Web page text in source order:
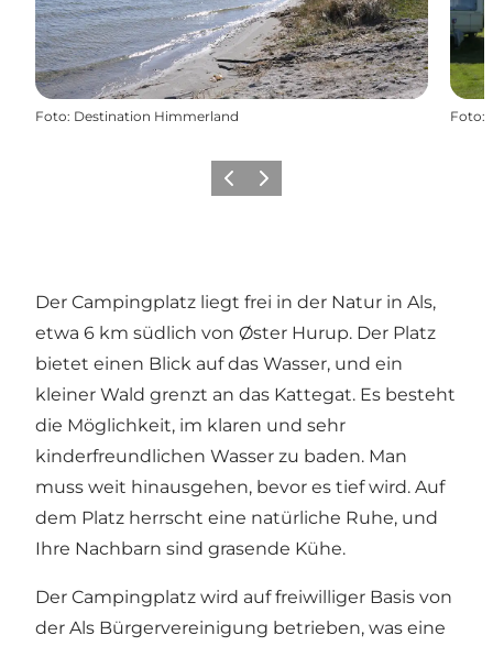
Foto: Destination Himmerland Foto:
Vorherige Folie
Nächste Folie
Der Campingplatz liegt frei in der Natur in Als,
etwa 6 km südlich von Øster Hurup. Der Platz
bietet einen Blick auf das Wasser, und ein
kleiner Wald grenzt an das Kattegat. Es besteht
die Möglichkeit, im klaren und sehr
kinderfreundlichen Wasser zu baden. Man
muss weit hinausgehen, bevor es tief wird. Auf
dem Platz herrscht eine natürliche Ruhe, und
Ihre Nachbarn sind grasende Kühe.
Der Campingplatz wird auf freiwilliger Basis von
der Als Bürgervereinigung betrieben, was eine